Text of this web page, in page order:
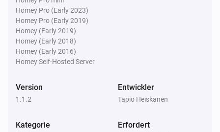
direction to Wind angle
Homey Pro (Early 2023)
Homey Pro (Early 2019)
Homey (Early 2019)
Homey (Early 2018)
Homey (Early 2016)
Homey Self-Hosted Server
Version
1.1.2
Entwickler
Tapio Heiskanen
Kategorie Erfordert